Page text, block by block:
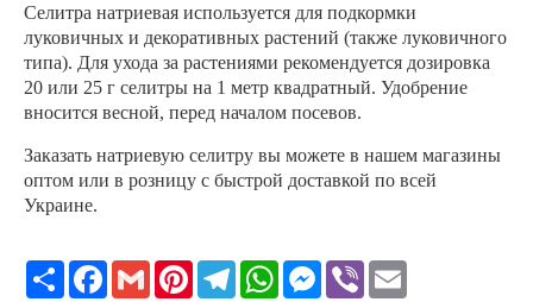
Селитра натриевая используется для подкормки
луковичных и декоративных растений (также луковичного
типа). Для ухода за растениями рекомендуется дозировка
20 или 25 г селитры на 1 метр квадратный. Удобрение
вносится весной, перед началом посевов.
Заказать натриевую селитру вы можете в нашем магазины
оптом или в розницу с быстрой доставкой по всей
Украине.
ПоширитиFacebook
Gmail PinterestTelegramWhatsAppMessenger
Viber